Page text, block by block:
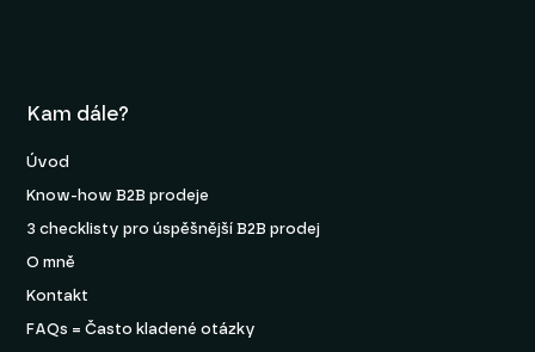
Kam dále?
Úvod
Know-how B2B prodeje
3 checklisty pro úspěšnější B2B prodej
O mně
Kontakt
FAQs = Často kladené otázky